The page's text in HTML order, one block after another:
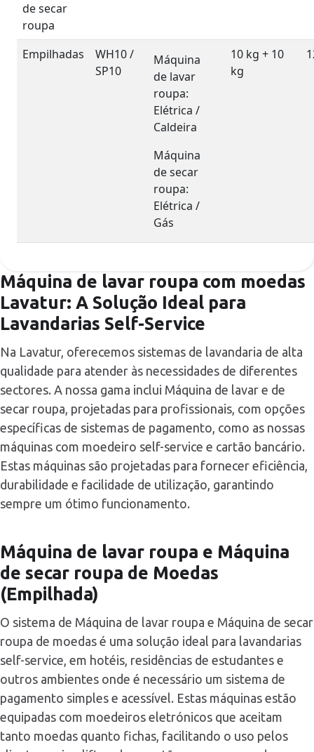
de secar
roupa
Empilhadas
WH10 /
SP10
Máquina
de lavar
roupa:
Elétrica /
Caldeira
Máquina
de secar
roupa:
Elétrica /
Gás
10 kg + 10
kg
Máquina de lavar roupa com moedas
Lavatur: A Solução Ideal para
Lavandarias Self-Service
Na Lavatur, oferecemos sistemas de lavandaria de alta
qualidade para atender às necessidades de diferentes
sectores. A nossa gama inclui Máquina de lavar e de
secar roupa, projetadas para profissionais, com opções
específicas de sistemas de pagamento, como as nossas
máquinas com moedeiro self-service e cartão bancário.
Estas máquinas são projetadas para fornecer eficiência,
durabilidade e facilidade de utilização, garantindo
sempre um ótimo funcionamento.
Máquina de lavar roupa e Máquina
de secar roupa de Moedas
(Empilhada)
O sistema de Máquina de lavar roupa e Máquina de secar
roupa de moedas é uma solução ideal para lavandarias
self-service, em hotéis, residências de estudantes e
outros ambientes onde é necessário um sistema de
pagamento simples e acessível. Estas máquinas estão
equipadas com moedeiros eletrónicos que aceitam
tanto moedas quanto fichas, facilitando o uso pelos